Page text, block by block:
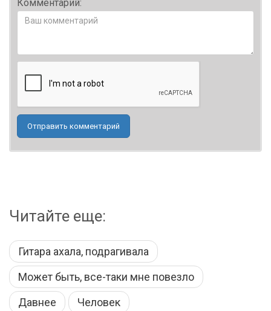
Комментарий:
Отправить комментарий
Читайте еще:
Гитара ахала, подрагивала
Может быть, все-таки мне повезло
Давнее
Человек